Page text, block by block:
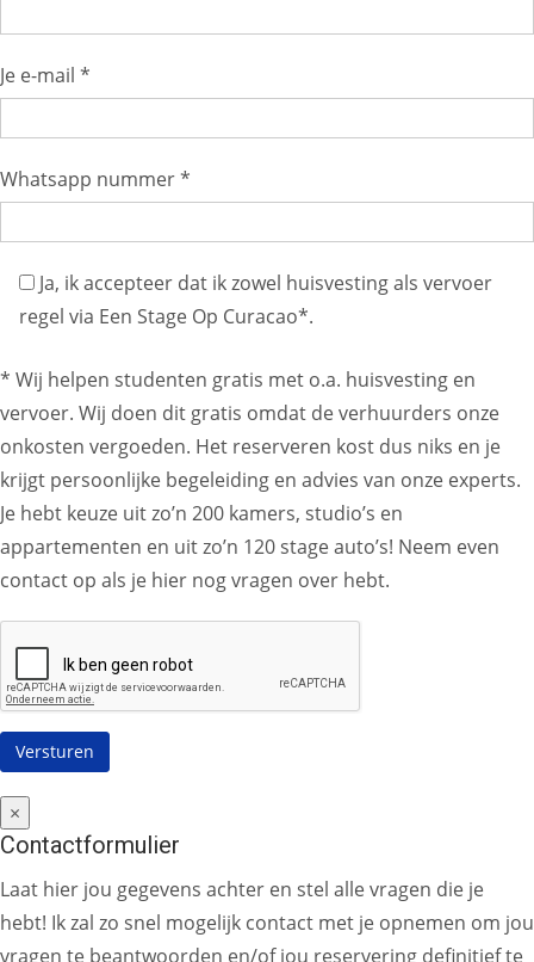
Je e-mail *
Whatsapp nummer *
Ja, ik accepteer dat ik zowel huisvesting als vervoer
regel via Een Stage Op Curacao*.
* Wij helpen studenten gratis met o.a. huisvesting en
vervoer. Wij doen dit gratis omdat de verhuurders onze
onkosten vergoeden. Het reserveren kost dus niks en je
krijgt persoonlijke begeleiding en advies van onze experts.
Je hebt keuze uit zo’n 200 kamers, studio’s en
appartementen en uit zo’n 120 stage auto’s! Neem even
contact op als je hier nog vragen over hebt.
×
Contactformulier
Laat hier jou gegevens achter en stel alle vragen die je
hebt! Ik zal zo snel mogelijk contact met je opnemen om jou
vragen te beantwoorden en/of jou reservering definitief te